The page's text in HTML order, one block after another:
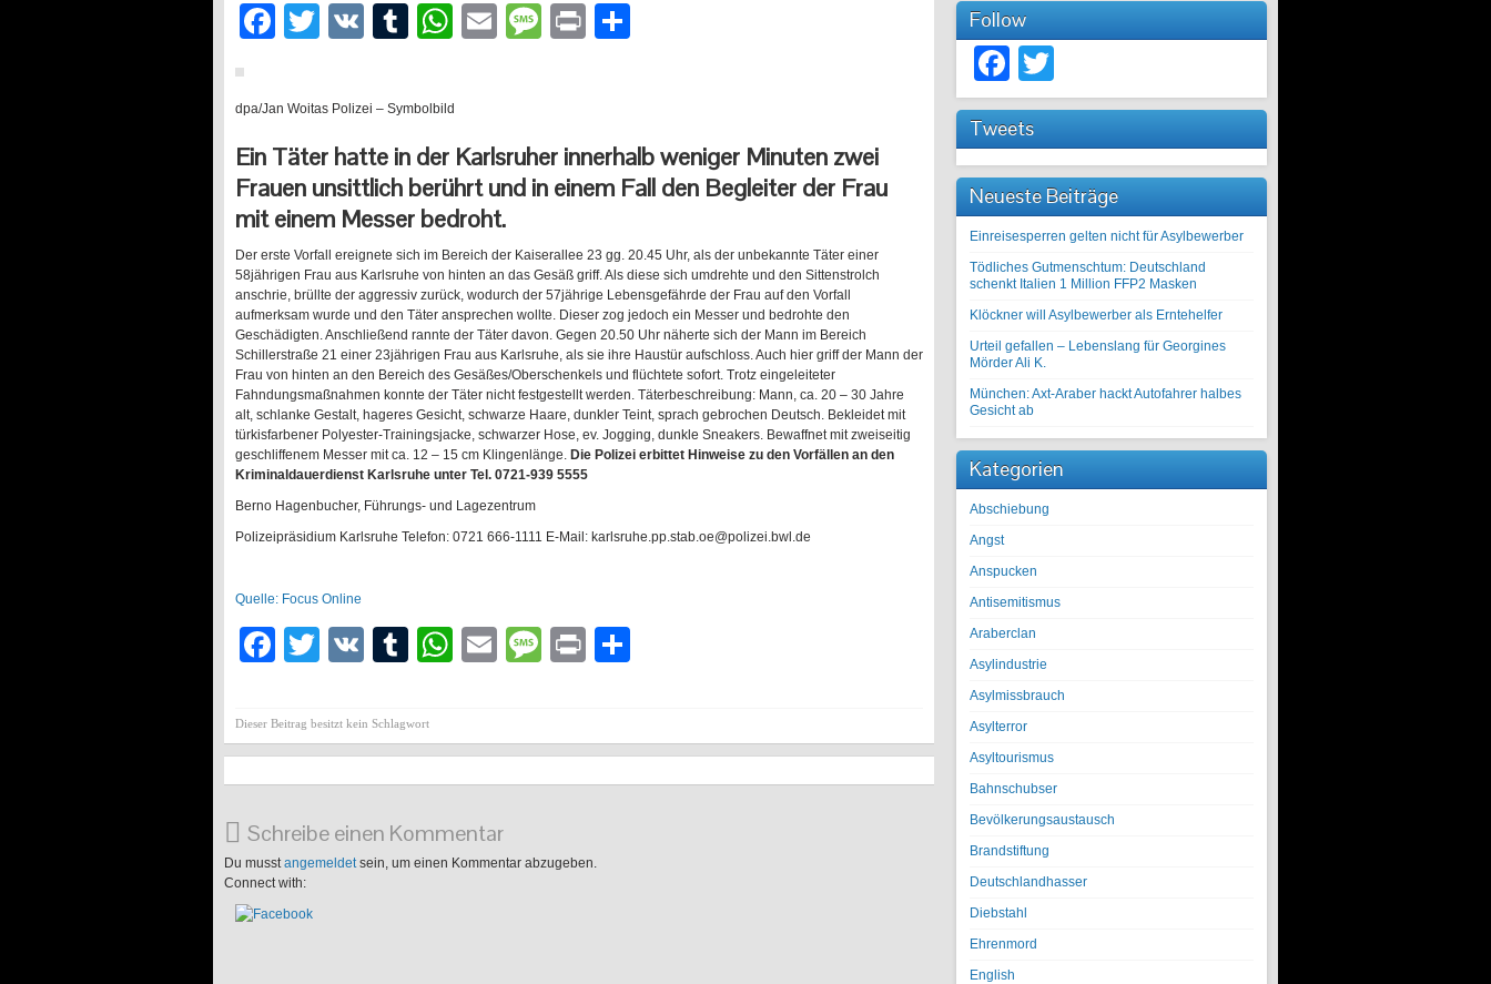
Facebook
Twitter
VK Tumblr
WhatsApp
EmailMessage
Print
dpa/Jan Woitas Polizei – Symbolbild
Ein Täter hatte in der Karlsruher innerhalb weniger Minuten zwei
Frauen unsittlich berührt und in einem Fall den Begleiter der Frau
mit einem Messer bedroht.
Der erste Vorfall ereignete sich im Bereich der Kaiserallee 23 gg. 20.45 Uhr, als der unbekannte Täter einer
58jährigen Frau aus Karlsruhe von hinten an das Gesäß griff. Als diese sich umdrehte und den Sittenstrolch
anschrie, brüllte der aggressiv zurück, wodurch der 57jährige Lebensgefährde der Frau auf den Vorfall
aufmerksam wurde und den Täter ansprechen wollte. Dieser zog jedoch ein Messer und bedrohte den
Geschädigten. Anschließend rannte der Täter davon. Gegen 20.50 Uhr näherte sich der Mann im Bereich
Schillerstraße 21 einer 23jährigen Frau aus Karlsruhe, als sie ihre Haustür aufschloss. Auch hier griff der Mann der
Frau von hinten an den Bereich des Gesäßes/Oberschenkels und flüchtete sofort. Trotz eingeleiteter
Fahndungsmaßnahmen konnte der Täter nicht festgestellt werden. Täterbeschreibung: Mann, ca. 20 – 30 Jahre
alt, schlanke Gestalt, hageres Gesicht, schwarze Haare, dunkler Teint, sprach gebrochen Deutsch. Bekleidet mit
türkisfarbener Polyester-Trainingsjacke, schwarzer Hose, ev. Jogging, dunkle Sneakers. Bewaffnet mit zweiseitig
geschliffenem Messer mit ca. 12 – 15 cm Klingenlänge. Die Polizei erbittet Hinweise zu den Vorfällen an den
Kriminaldauerdienst Karlsruhe unter Tel. 0721-939 5555
Berno Hagenbucher, Führungs- und Lagezentrum
Polizeipräsidium Karlsruhe Telefon: 0721 666-1111 E-Mail: karlsruhe.pp.stab.oe@polizei.bwl.de
Quelle: Focus Online
Facebook
Twitter
VK Tumblr
WhatsApp
EmailMessage
Print
Dieser Beitrag besitzt kein Schlagwort
Schreibe einen Kommentar
Du musstangemeldetsein, um einen Kommentar abzugeben.
Connect with:
Follow
Facebook
Tweets
Neueste Beiträge
Einreisesperren gelten nicht für Asylbewerber
Tödliches Gutmenschtum: Deutschland
schenkt Italien 1 Million FFP2 Masken
Klöckner will Asylbewerber als Erntehelfer
Urteil gefallen – Lebenslang für Georgines
Mörder Ali K.
München: Axt-Araber hackt Autofahrer halbes
Gesicht ab
Kategorien
Abschiebung
Angst
Anspucken
Antisemitismus
Araberclan
Asylindustrie
Asylmissbrauch
Asylterror
Asyltourismus
Bahnschubser
Bevölkerungsaustausch
Brandstiftung
Deutschlandhasser
Diebstahl
Ehrenmord
English